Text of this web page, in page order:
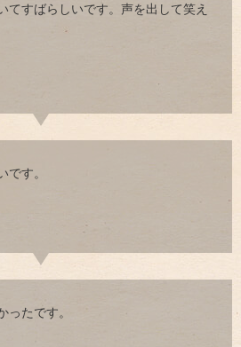
てすばらしいです。声を出して笑え
です。
ったです。